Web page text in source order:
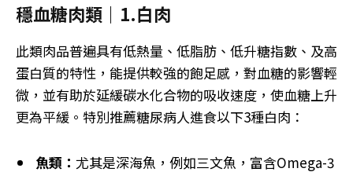
穩血糖肉類｜1.白肉
此類肉品普遍具有低熱量、低脂肪、低升糖指數、及高
蛋白質的特性，能提供較強的飽足感，對血糖的影響輕
微，並有助於延緩碳水化合物的吸收速度，使血糖上升
更為平緩。特別推薦糖尿病人進食以下3種白肉：
魚類： 尤其是深海魚，例如三文魚，富含Omega-3